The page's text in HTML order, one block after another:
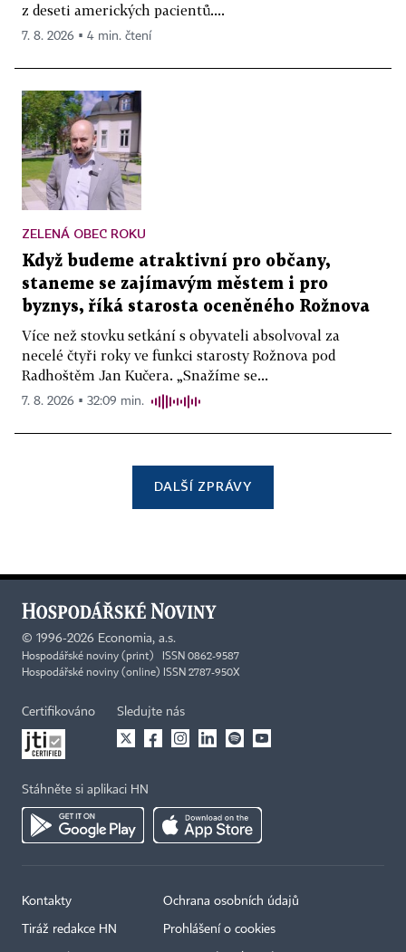
z deseti amerických pacientů....
7. 8. 2026 ▪ 4 min. čtení
ZELENÁ OBEC ROKU
Když budeme atraktivní pro občany,
staneme se zajímavým městem i pro
byznys, říká starosta oceněného Rožnova
Více než stovku setkání s obyvateli absolvoval za
necelé čtyři roky ve funkci starosty Rožnova pod
Radhoštěm Jan Kučera. „Snažíme se...
7. 8. 2026 ▪ 32:09 min.
DALŠÍ ZPRÁVY
© 1996-2026 Economia, a.s.
Hospodářské noviny (print) ISSN 0862-9587
Hospodářské noviny (online) ISSN 2787-950X
Certifikováno Sledujte nás
Stáhněte si aplikaci HN
Kontakty
Tiráž redakce HN
Ochrana osobních údajů
Prohlášení o cookies